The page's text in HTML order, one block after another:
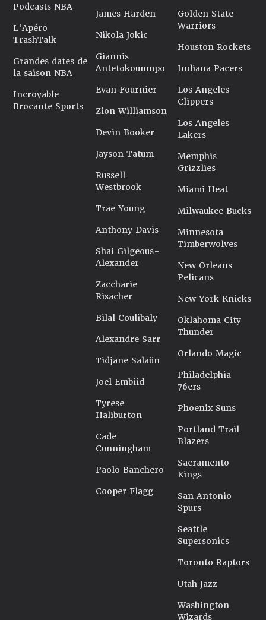
Podcasts NBA
L'Apéro
TrashTalk
Grandes dates de
la saison NBA
Incroyable
Brocante Sports
James Harden
Nikola Jokic
Giannis
Antetokounmpo
Evan Fournier
Zion Williamson
Devin Booker
Jayson Tatum
Russell
Westbrook
Trae Young
Anthony Davis
Shai Gilgeous-
Alexander
Zaccharie
Risacher
Bilal Coulibaly
Alexandre Sarr
Tidjane Salaün
Joel Embiid
Tyrese
Haliburton
Cade
Cunningham
Paolo Banchero
Cooper Flagg
Golden State
Warriors
Houston Rockets
Indiana Pacers
Los Angeles
Clippers
Los Angeles
Lakers
Memphis
Grizzlies
Miami Heat
Milwaukee Bucks
Minnesota
Timberwolves
New Orleans
Pelicans
New York Knicks
Oklahoma City
Thunder
Orlando Magic
Philadelphia
76ers
Phoenix Suns
Portland Trail
Blazers
Sacramento
Kings
San Antonio
Spurs
Seattle
Supersonics
Toronto Raptors
Utah Jazz
Washington
Wizards